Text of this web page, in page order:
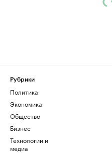
Рубрики
Политика
Экономика
Общество
Бизнес
Технологии и
медиа